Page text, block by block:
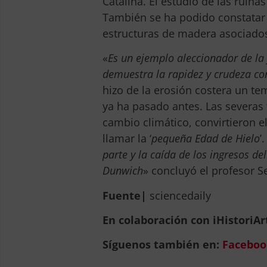
También se ha podido
estructuras de madera
«Es un ejemplo aleccionador de
demuestra la rapidez y crudeza
hizo de la erosión costera un
ya ha pasado antes. Las
cambio climático, convirtieron
llamar la ‘pequeña Edad de Hielo
parte y la caída de los ingresos
Dunwich» concluyó el profesor
Fuente| sciencedaily
En colaboración con
Síguenos también en: